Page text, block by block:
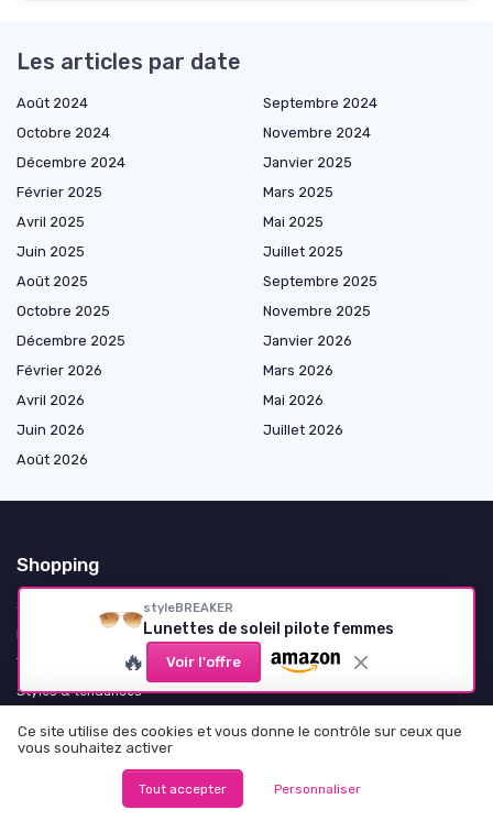
styleBREAKER
Lunettes de soleil pilote femmes
🔥 Voir l'offre
Les articles par date
Août 2024
Septembre 2024
Octobre 2024
Novembre 2024
Décembre 2024
Janvier 2025
Février 2025
Mars 2025
Avril 2025
Mai 2025
Juin 2025
Juillet 2025
Août 2025
Septembre 2025
Octobre 2025
Novembre 2025
Décembre 2025
Janvier 2026
Février 2026
Mars 2026
Avril 2026
Mai 2026
Juin 2026
Juillet 2026
Août 2026
Shopping
Styles de vie et usages
Formes de monture
Types de verres
Styles & tendances
Couleurs & finitions de verres
Occasions & contextes
Ce site utilise des cookies et vous donne le contrôle sur ceux que
vous souhaitez activer
Tout accepter Personnaliser